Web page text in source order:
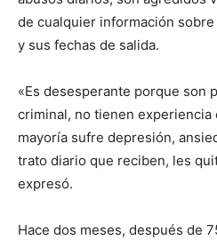
de cualquier información
y sus fechas de salida.
«Es desesperante porque son
criminal, no tienen experiencia
mayoría sufre depresión,
trato diario que reciben, les
expresó.
Hace dos meses, después de